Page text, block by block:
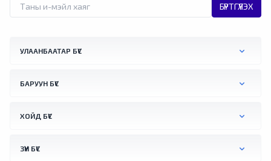
БҮРТГҮҮЛЭХ
УЛААНБААТАР БҮС
БАРУУН БҮС
ХОЙД БҮС
ЗҮҮН БҮС